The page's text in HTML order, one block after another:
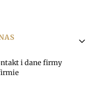
w stopce
i dane firmy